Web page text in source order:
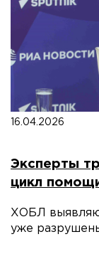
16.04.2026
Эксперты
цикл
ХОБЛ
уже